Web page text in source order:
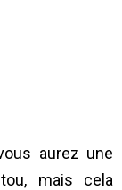
aurez une
mais cela